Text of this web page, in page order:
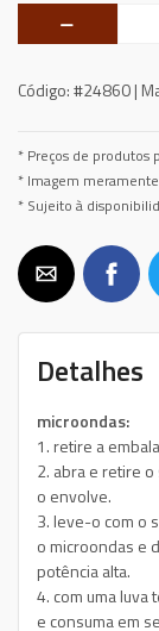
Código:#24860 |
* Preços de produtos
* Imagem
* Sujeito à
Detalhes
microondas:
1. retire a
2. abra e retire
o envolve.
3. leve-o com o
o microondas e
potência alta.
4. com uma luva
e consuma em